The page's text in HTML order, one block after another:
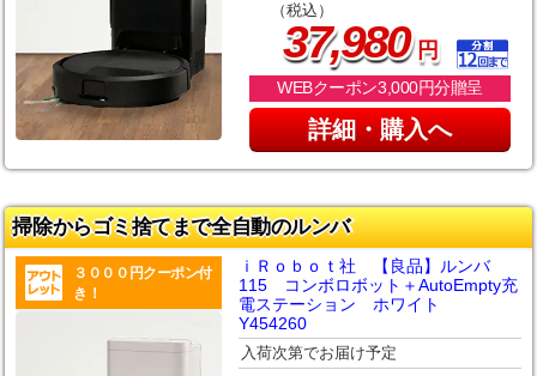
（税込）
37,980円
WEBクーポン3,000円分贈呈
詳細・購入へ
掃除からゴミ捨てまで全自動のルンバ
３０００円クーポン付
き！
ｉＲｏｂｏｔ社 【良品】ルンバ
115 コンボロボット＋AutoEmpty充
電ステーション ホワイト
Y454260
入荷次第でお届け予定